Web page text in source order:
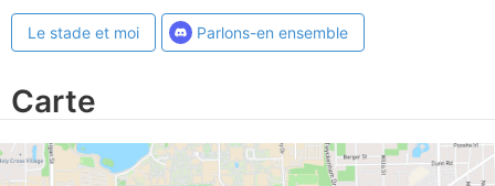
Le stade et moi Parlons-en ensemble
Carte